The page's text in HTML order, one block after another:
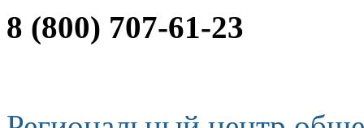
8 (800) 707-61-23